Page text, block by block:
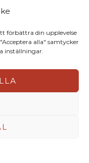
förbättra din upplevelse
alla" samtycker
inställningar.
27, 2026 - 19:00
blir berättelse
väg och